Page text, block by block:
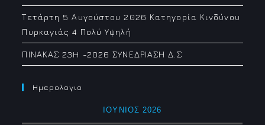
Τετάρτη 5 Αυγούστου 2026 Κατηγορία Κινδύνου
Πυρκαγιάς 4 Πολύ Υψηλή
ΠΙΝΑΚΑΣ 23H -2026 ΣΥΝΕΔΡΙΑΣΗ Δ.Σ
Ημερολογιο
ΙΟΎΝΙΟΣ 2026